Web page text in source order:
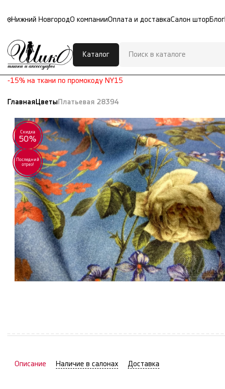
Нижний НовгородО компанииОплата и доставкаСалон штор Блог
Каталог
-15% на ткани по промокоду NY15
Главная Цветы Платьевая 28394
Скидка
50%
Последний
отрез!
Описание Наличие в салонах Доставка